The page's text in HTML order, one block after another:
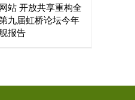
站 开放共享重构全
九届虹桥论坛今年
报告